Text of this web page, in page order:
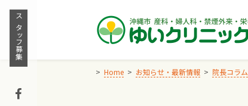
Skip
content
スタッフ募集
Home お知らせ・最新情報 院長コラム